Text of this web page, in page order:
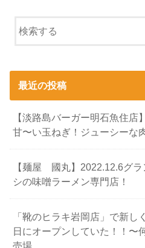
最近の投稿
【淡路島バーガー明石魚住店
甘〜い玉ねぎ！ジューシーな
【麺屋 國丸】2022.12.6グ
シの味噌ラーメン専門店！
「靴のヒラキ岩岡店」で新
日にオープンしていた！！〜
売場